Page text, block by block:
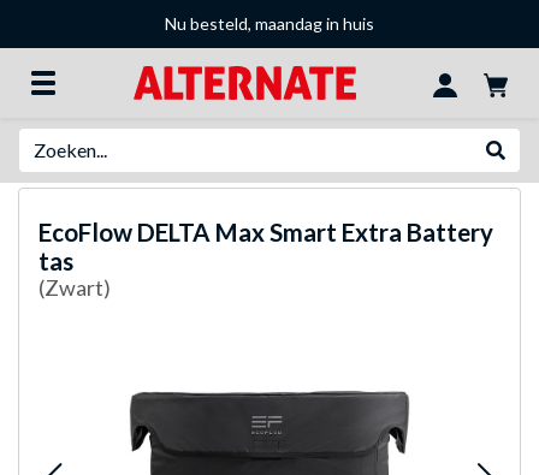
Nu besteld, maandag in huis
EcoFlow DELTA Max Smart Extra Battery
tas
(Zwart)